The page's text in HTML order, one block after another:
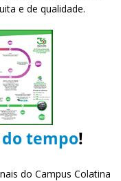
e de qualidade.
do tempo!
do Campus Colatina